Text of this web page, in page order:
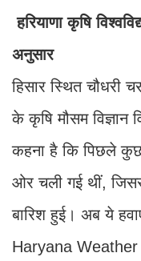
हरियाणा कृषि
अनुसार
हिसार स्थित चौधरी
के कृषि मौसम विज्ञान
कहना है कि पिछले कुछ
ओर चली गई थीं,
बारिश हुई। अब ये
Haryana